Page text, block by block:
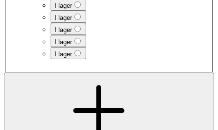
I lager
I lager
I lager
I lager
I lager